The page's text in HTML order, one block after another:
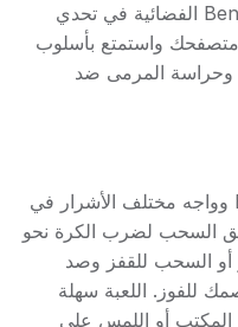
الإنترنت حيث تتحكم في كائنات Ben 10 الفضائية في تحدي
متصفحك واستمتع بأسلوب
وحراسة المرمى ضد
اختر كائناً فضائياً مفضلاً من Ben 10 وواجه مختلف الأشرار في
السحب لضرب الكرة نحو
أو السحب للقفز وصد
للفوز. اللعبة سهلة
أو اللمس على